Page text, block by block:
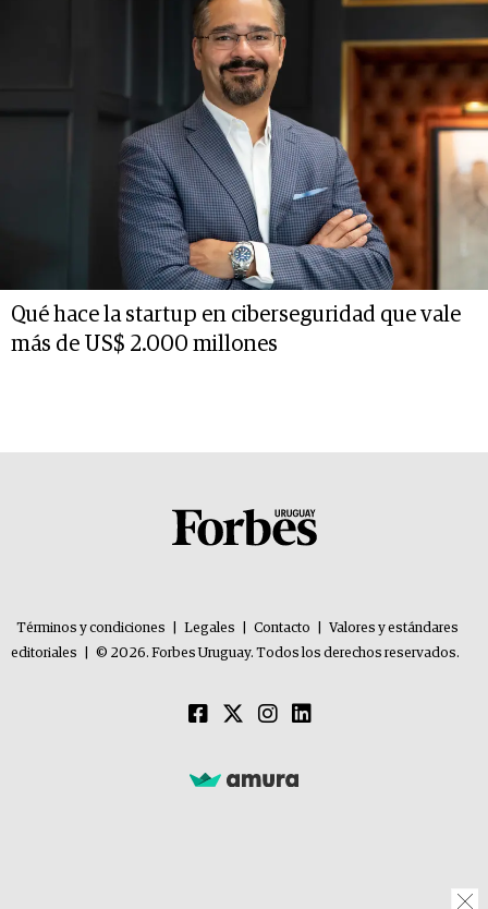
Qué hace la startup en ciberseguridad que vale
más de US$ 2.000 millones
Términos y condiciones Legales Contacto
Valores y estándares
editoriales
© 2026. Forbes Uruguay. Todos los derechos reservados.